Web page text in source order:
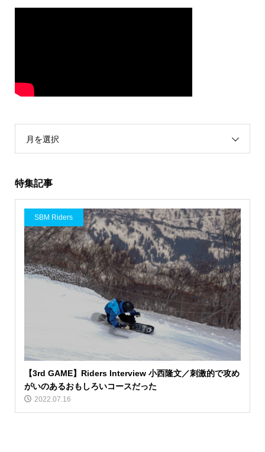
月を選択
特集記事
SBM Riders
【3rd GAME】Riders Interview 小西隆文／刺激的で攻め
がいのあるおもしろいコースだった
2022.07.16